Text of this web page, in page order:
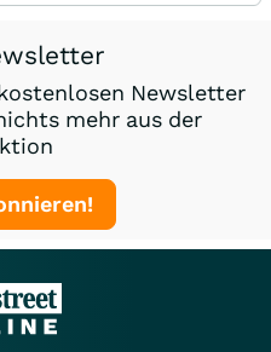
Newsletter
mehr aus der